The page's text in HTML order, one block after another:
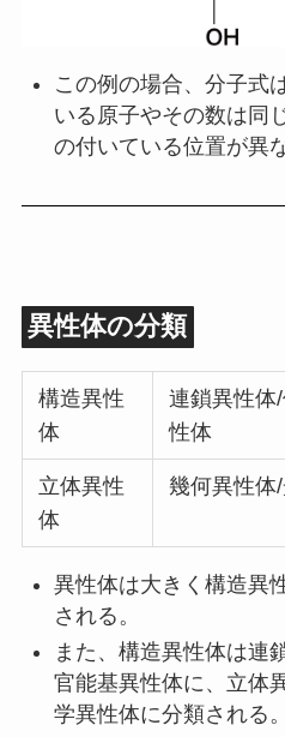
この例の場合、分子式
いる原子やその数は同
の付いている位置が異
異性体の分類
構造異性
体
連鎖異性体
性体
立体異性
体
幾何異性体
異性体は大きく構造異
される。
また、構造異性体は連
官能基異性体に、立体
学異性体に分類される。